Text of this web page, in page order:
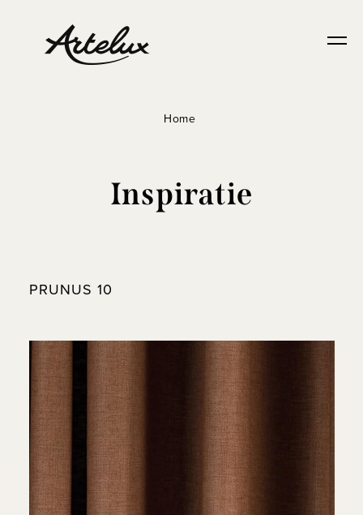
Home
Inspiratie
PRUNUS 10